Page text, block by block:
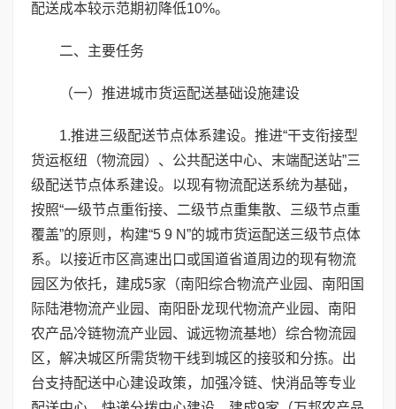
配送成本较示范期初降低10%。
二、主要任务
（一）推进城市货运配送基础设施建设
1.推进三级配送节点体系建设。推进“干支衔接型
货运枢纽（物流园）、公共配送中心、末端配送站”三
级配送节点体系建设。以现有物流配送系统为基础，
按照“一级节点重衔接、二级节点重集散、三级节点重
覆盖”的原则，构建“5 9 N”的城市货运配送三级节点体
系。以接近市区高速出口或国道省道周边的现有物流
园区为依托，建成5家（南阳综合物流产业园、南阳国
际陆港物流产业园、南阳卧龙现代物流产业园、南阳
农产品冷链物流产业园、诚远物流基地）综合物流园
区，解决城区所需货物干线到城区的接驳和分拣。出
台支持配送中心建设政策，加强冷链、快消品等专业